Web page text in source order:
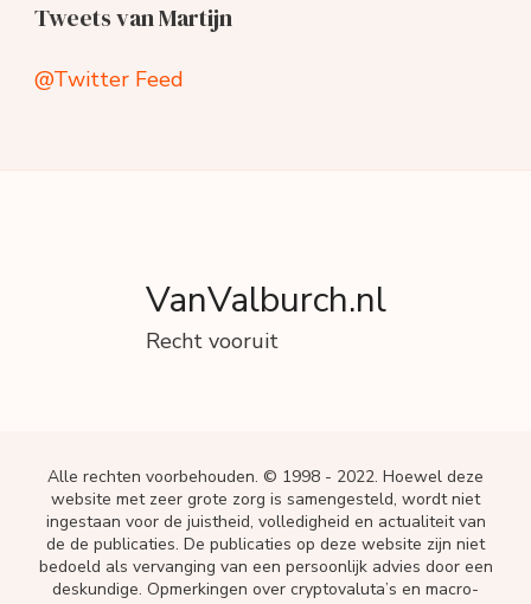
Tweets van Martijn
@Twitter Feed
VanValburch.nl
Recht vooruit
Alle rechten voorbehouden. © 1998 - 2022. Hoewel deze
website met zeer grote zorg is samengesteld, wordt niet
ingestaan voor de juistheid, volledigheid en actualiteit van
de de publicaties. De publicaties op deze website zijn niet
bedoeld als vervanging van een persoonlijk advies door een
deskundige. Opmerkingen over cryptovaluta’s en macro-